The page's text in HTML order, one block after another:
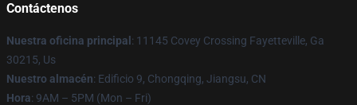
Contáctenos
Nuestra oficina principal : 11145 Covey Crossing Fayetteville, Ga
30215, Us
Nuestro almacén: Edificio 9, Chongqing, Jiangsu, CN
Hora: 9AM – 5PM (Mon – Fri)